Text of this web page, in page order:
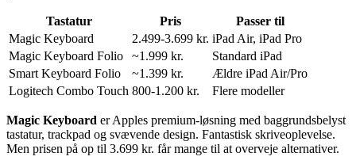
Tastatur Pris
Passer til
Magic Keyboard
2.499-3.699 kr. iPad Air, iPad Pro
Magic Keyboard Folio
~1.999 kr.
Standard iPad
Smart Keyboard Folio
~1.399 kr.
Ældre iPad Air/Pro
Logitech Combo Touch 800-1.200 kr. Flere modeller
Magic Keyboard er Apples premium-løsning med baggrundsbelyst
tastatur, trackpad og svævende design. Fantastisk skriveoplevelse.
Men prisen på op til 3.699 kr. får mange til at overveje alternativer.